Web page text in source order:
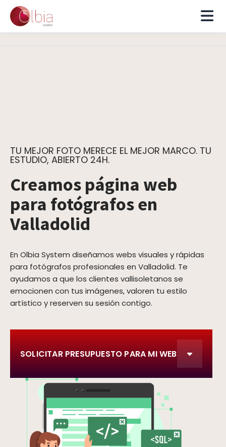
TU MEJOR FOTO MERECE EL MEJOR MARCO. TU
ESTUDIO, ABIERTO 24H.
Creamos página web
para fotógrafos en
Valladolid
En Olbia System diseñamos webs visuales y rápidas
para fotógrafos profesionales en Valladolid. Te
ayudamos a que los clientes vallisoletanos se
emocionen con tus imágenes, valoren tu estilo
artístico y reserven su sesión contigo.
SOLICITAR PRESUPUESTO PARA MI WEB